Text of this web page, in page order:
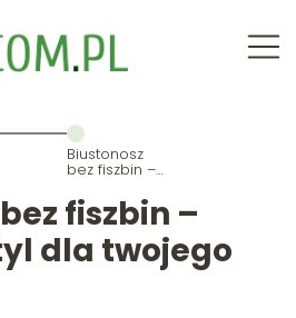
Biustonosz
bez fiszbin –
dla twojego
dekoltu
fiszbin –
dla twojego